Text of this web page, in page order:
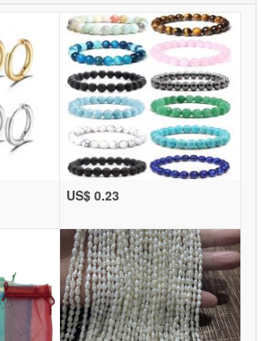
US$ 0.23